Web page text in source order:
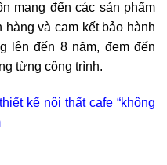
mang đến các sản phẩm
và cam kết bảo hành
lên đến 8 năm, đem đến
từng công trình.
kế nội thất cafe “không